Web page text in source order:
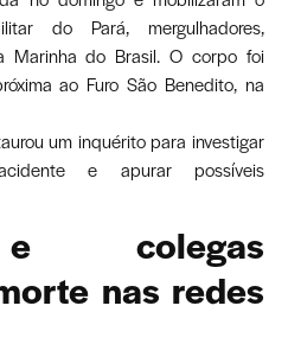
do Pará, mergulhadores,
Marinha do Brasil. O corpo foi
ao Furo São Benedito, na
um inquérito para investigar
e apurar possíveis
colegas
nas redes